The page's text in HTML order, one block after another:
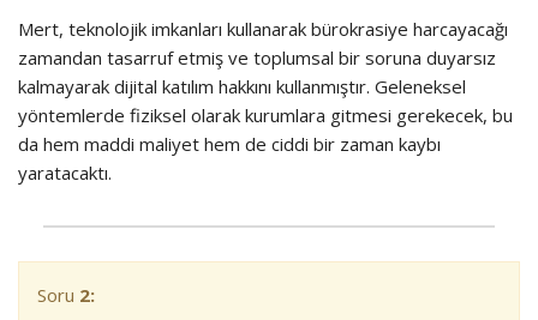
Mert, teknolojik imkanları kullanarak bürokrasiye harcayacağı
zamandan tasarruf etmiş ve toplumsal bir soruna duyarsız
kalmayarak dijital katılım hakkını kullanmıştır. Geleneksel
yöntemlerde fiziksel olarak kurumlara gitmesi gerekecek, bu
da hem maddi maliyet hem de ciddi bir zaman kaybı
yaratacaktı.
Soru 2: